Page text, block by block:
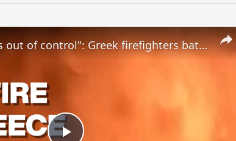
"The situation is out of control": Greek firefighters battle wildfire for fourth day